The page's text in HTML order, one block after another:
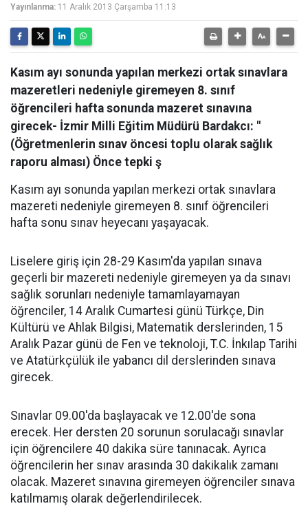
Yayınlanma: 11 Aralık 2013 Çarşamba 11:13
Kasım ayı sonunda yapılan merkezi ortak sınavlara
mazeretleri nedeniyle giremeyen 8. sınıf
öğrencileri hafta sonunda mazeret sınavına
girecek- İzmir Milli Eğitim Müdürü Bardakcı: "
(Öğretmenlerin sınav öncesi toplu olarak sağlık
raporu alması) Önce tepki ş
Kasım ayı sonunda yapılan merkezi ortak sınavlara
mazereti nedeniyle giremeyen 8. sınıf öğrencileri
hafta sonu sınav heyecanı yaşayacak.
Liselere giriş için 28-29 Kasım'da yapılan sınava
geçerli bir mazereti nedeniyle giremeyen ya da sınavı
sağlık sorunları nedeniyle tamamlayamayan
öğrenciler, 14 Aralık Cumartesi günü Türkçe, Din
Kültürü ve Ahlak Bilgisi, Matematik derslerinden, 15
Aralık Pazar günü de Fen ve teknoloji, T.C. İnkılap Tarihi
ve Atatürkçülük ile yabancı dil derslerinden sınava
girecek.
Sınavlar 09.00'da başlayacak ve 12.00'de sona
erecek. Her dersten 20 sorunun sorulacağı sınavlar
için öğrencilere 40 dakika süre tanınacak. Ayrıca
öğrencilerin her sınav arasında 30 dakikalık zamanı
olacak. Mazeret sınavına giremeyen öğrenciler sınava
katılmamış olarak değerlendirilecek.